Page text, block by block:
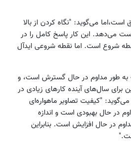
می‌گوید: "نگاه کردن از بالا
می‌دهد. این کار پاسخ کامل را در
شروع است. اما نقطه شروعی ایدآل
به طور مداوم در حال گسترش است، و
سال‌‌های آینده کارهای زیادی در
"کیفیت تصاویر ماهوار‌ه‌ای
در حال بهبودی است و اندازه
در حال افزایش است. بنابراین